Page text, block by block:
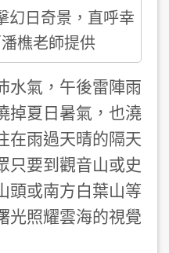
幻日奇景，直呼幸
樵老師提供
水氣，午後雷陣雨
掉夏日暑氣，也澆
在雨過天晴的隔天
只要到觀音山或史
頭或南方白葉山等
光照耀雲海的視覺